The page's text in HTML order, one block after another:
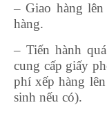
– Giao hàng
hàng.
– Tiến hành
cung cấp giấy
phí xếp hàng
sinh nếu có).